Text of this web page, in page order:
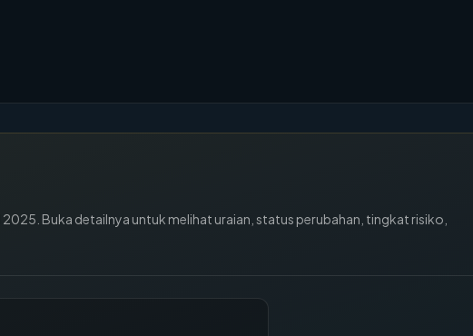
2025. Buka detailnya untuk melihat uraian, status perubahan, tingkat risiko,